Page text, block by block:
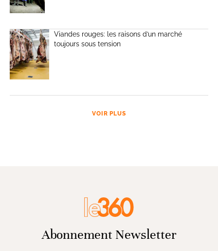
Viandes rouges: les raisons d’un marché
toujours sous tension
VOIR PLUS
Abonnement Newsletter